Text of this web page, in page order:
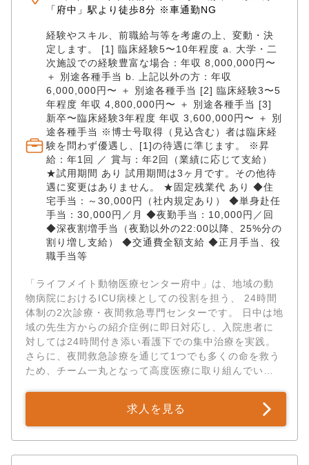
対してもチームでディスカッションしながらベストな
選択肢を導き出せる環境です。 （対象動物） 犬 、猫
【アピールポイント】 ✅「地域のICU病棟」だからこ
そ経験できる、圧倒的な症例の質とスピード感 当セン
ターは、診断・治療が困難な症例や、緊急処置が必要
な命が集まる場所です。 日中の紹介外来から夜間の救
急対応、そして即日のMRI・CT検査から緊急手術への
移行など、 一次診療では数ヶ月に一度しか遭遇しない
ような重症例に日常的に向き合います。 臨床医とし
て、圧倒的なスピードで「診断力」「決断力」「外科
技術」を磨くことが可能です。 ✅24時間365日看護体
制。獣医師が「医療」に 100% 集中できる環境 当セン
ターの強みは、24時間絶え間なく続く手厚い看護体制
です。 重症患者のすぐそばに常に看護スタッフが付き
添っているため、細かなバイタル変化も見逃しませ
ん。 ドクターは自らの「診断と治療・手術」に全神経
を集中させることができ、チーム医療の本当の強さを
実感しながら理想の獣医療を追求できます。 ✅【完全
週休2日制・手当充実】高度医療の現場だからこそ、労
務環境を徹底整備 「救急や高度医療の現場は過酷で長
く続けられない」というイメージを覆すため、当セン
ターでは働く環境の整備に力を入れています。 完全週
休2日制の徹底はもちろん、社会保険完備、充実の手当
や福利厚生など、大手グループならではの手厚い待遇
をご用意。 心身ともに健康な状態で、プロフェッショ
ナルとしての仕事に誇りを持って長く取り組めます。
「府中」駅より徒歩8分 ※車通勤NG
経験やスキル、前職給与等を考慮の上、変動・決
定します。 [1] 臨床経験5〜10年程度 a. 大学・二
次施設での経験豊富な場合：年収 8,000,000円〜
＋ 別途各種手当 b. 上記以外の方：年収
6,000,000円〜 ＋ 別途各種手当 [2] 臨床経験3〜5
年程度 年収 4,800,000円〜 ＋ 別途各種手当 [3]
新卒〜臨床経験3年程度 年収 3,600,000円〜 ＋ 別
途各種手当 ※博士号取得（見込含む）者は臨床経
験を問わず優遇し、[1]の待遇に準じます。 ※昇
給：年1回 ／ 賞与：年2回（業績に応じて支給）
★試用期間 あり 試用期間は3ヶ月です。その他待
遇に変更はありません。 ★固定残業代 あり ◆住
宅手当：～30,000円（社内規定あり） ◆単身赴任
手当：30,000円／月 ◆夜勤手当：10,000円／回
◆深夜割増手当（夜勤以外の22:00以降、25%分の
割り増し支給） ◆交通費全額支給 ◆正月手当、役
職手当等
「ライフメイト動物医療センター府中」は、地域の動
物病院におけるICU病棟としての役割を担う、 24時間
体制の2次診療・夜間救急専門センターです。 日中は地
域の先生方からの紹介症例に即日対応し、入院患者に
対しては24時間付き添い看護下での集中治療を実践。
さらに、夜間救急診療を通じて1つでも多くの命を救う
ため、チーム一丸となって高度医療に取り組んでいま
獣医師を募集しています。 勤務を続けながら大学院に
進学できる奨学金制度や、海外・国内の実技トレーニ
ング派遣など、 獣医師としてもう一歩先へ成長したい
方をバックアップする体制は国内トップクラスです。
求人を見る